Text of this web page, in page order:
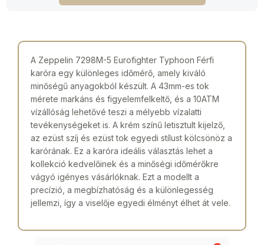
A Zeppelin 7298M-5 Eurofighter Typhoon Férfi
karóra egy különleges időmérő, amely kiváló
minőségű anyagokból készült. A 43mm-es tok
mérete markáns és figyelemfelkeltő, és a 10ATM
vízállóság lehetővé teszi a mélyebb vízalatti
tevékenységeket is. A krém színű letisztult kijelző,
az ezüst szíj és ezüst tok egyedi stílust kölcsönöz a
karórának. Ez a karóra ideális választás lehet a
kollekció kedvelőinek és a minőségi időmérőkre
vágyó igényes vásárlóknak. Ezt a modellt a
precízió, a megbízhatóság és a különlegesség
jellemzi, így a viselője egyedi élményt élhet át vele.